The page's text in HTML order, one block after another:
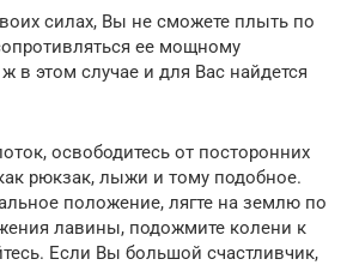
силах, Вы не сможете плыть по
ее мощному
в этом случае и для Вас найдется
освободитесь от посторонних
рюкзак, лыжи и тому подобное.
положение, лягте на землю по
лавины, подожмите колени к
Если Вы большой счастливчик,